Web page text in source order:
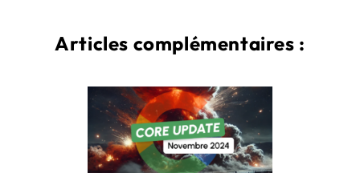
Articles complémentaires :